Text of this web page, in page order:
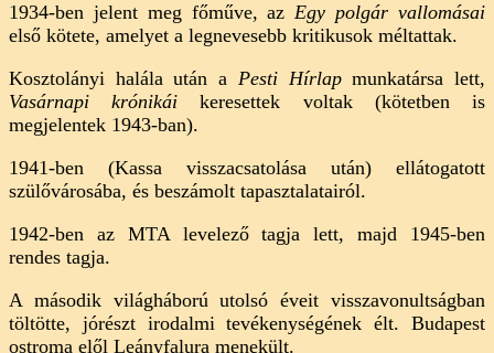
1934-ben jelent meg főműve, azEgy polgár vallomásai
első kötete, amelyet a legnevesebb kritikusok méltattak.
Kosztolányi halála után a Pesti Hírlapmunkatársa lett,
Vasárnapi krónikái keresettek voltak (kötetben is
megjelentek 1943-ban).
1941-ben (Kassa visszacsatolása után) ellátogatott
szülővárosába, és beszámolt tapasztalatairól.
1942-ben az MTA levelező tagja lett, majd 1945-ben
rendes tagja.
A második világháború utolsó éveit visszavonultságban
töltötte, jórészt irodalmi tevékenységének élt. Budapest
ostroma elől Leányfalura menekült.